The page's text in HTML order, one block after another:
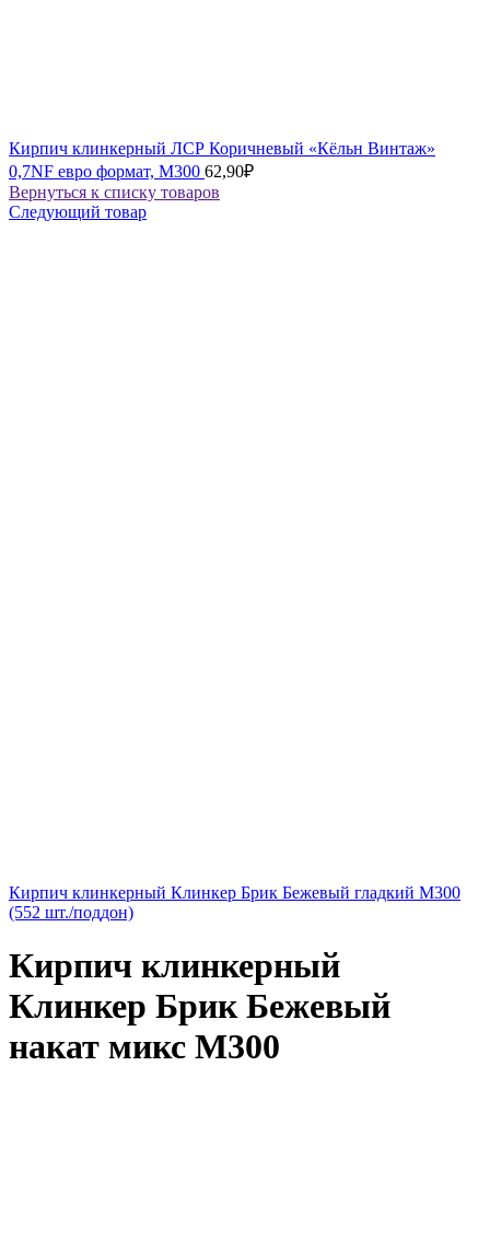
Кирпич клинкерный ЛСР Коричневый «Кёльн Винтаж»
0,7NF евро формат, М300 62,90₽
Вернуться к списку товаров
Следующий товар
Кирпич клинкерный Клинкер Брик Бежевый гладкий М300
(552 шт./поддон)
Кирпич клинкерный
Клинкер Брик Бежевый
накат микс М300